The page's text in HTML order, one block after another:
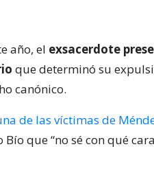
año, el exsacerdote
que determinó su
canónico.
de las víctimas de
que “no sé con qué